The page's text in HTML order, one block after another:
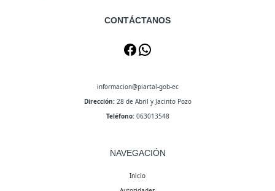
CONTÁCTANOS
FacebookWhatsApp
informacion@piartal-gob-ec
Dirección: 28 de Abril y Jacinto Pozo
Teléfono:063013548
NAVEGACIÓN
Inicio